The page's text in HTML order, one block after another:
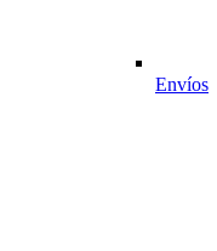
Envíos